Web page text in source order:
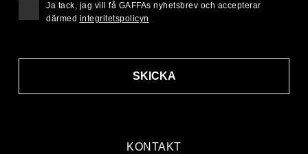
KONTAKT
SKICKA
Ja tack, jag vill få GAFFAs nyhetsbrev och accepterar
därmed integritetspolicyn